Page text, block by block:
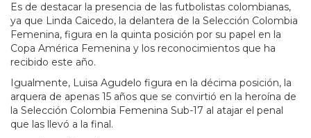
Es de destacar la presencia de las futbolistas colombianas,
ya que Linda Caicedo, la delantera de la Selección Colombia
Femenina, figura en la quinta posición por su papel en la
Copa América Femenina y los reconocimientos que ha
recibido este año.
Igualmente, Luisa Agudelo figura en la décima posición, la
arquera de apenas 15 años que se convirtió en la heroína de
la Selección Colombia Femenina Sub-17 al atajar el penal
que las llevó a la final.